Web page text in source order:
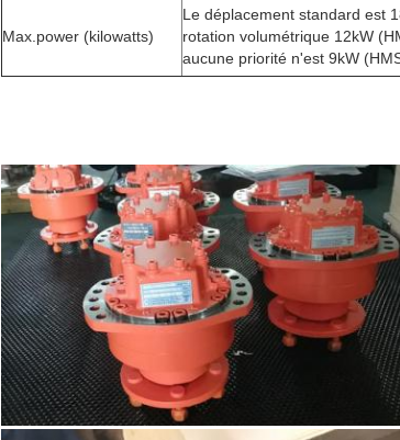
Max.power (kilowatts)
Le déplacement standard est
rotation volumétrique 12kW
aucune priorité n'est 9kW